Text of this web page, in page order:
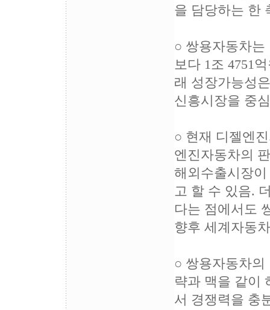
을 담당하는 한
○ 쌍용자동차
보다 1조 4751
래 성장가능성
신흥시장을 중
○ 현재 디젤엔
엔진자동차의
해외수출시장
고 할 수 있음.
다는 점에서도
향후 세계자동
○ 쌍용자동차
략과 맥을 같이
서 경쟁력을 충